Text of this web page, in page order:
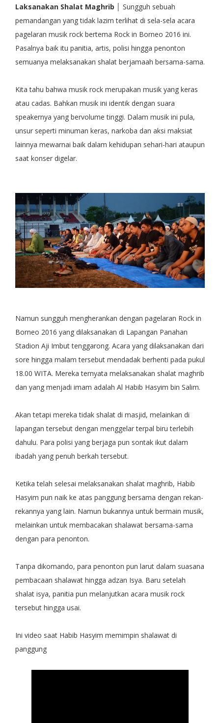
Laksanakan Shalat Maghrib │ Sungguh sebuah
pemandangan yang tidak lazim terlihat di sela-sela acara
pagelaran musik rock bertema Rock in Borneo 2016 ini.
Pasalnya baik itu panitia, artis, polisi hingga penonton
semuanya melaksanakan shalat berjamaah bersama-sama.
Kita tahu bahwa musik rock merupakan musik yang keras
atau cadas. Bahkan musik ini identik dengan suara
speakernya yang bervolume tinggi. Dalam musik ini pula,
unsur seperti minuman keras, narkoba dan aksi maksiat
lainnya mewarnai baik dalam kehidupan sehari-hari ataupun
saat konser digelar.
Namun sungguh mengherankan dengan pagelaran Rock in
Borneo 2016 yang dilaksanakan di Lapangan Panahan
Stadion Aji Imbut tenggarong. Acara yang dilaksanakan dari
sore hingga malam tersebut mendadak berhenti pada pukul
18.00 WITA. Mereka ternyata melaksanakan shalat maghrib
dan yang menjadi imam adalah Al Habib Hasyim bin Salim.
Akan tetapi mereka tidak shalat di masjid, melainkan di
lapangan tersebut dengan menggelar terpal biru terlebih
dahulu. Para polisi yang berjaga pun sontak ikut dalam
ibadah yang penuh berkah tersebut.
Ketika telah selesai melaksanakan shalat maghrib, Habib
Hasyim pun naik ke atas panggung bersama dengan rekan-
rekannya yang lain. Namun bukannya untuk bermain musik,
melainkan untuk membacakan shalawat bersama-sama
dengan para penonton.
Tanpa dikomando, para penonton pun larut dalam suasana
pembacaan shalawat hingga adzan Isya. Baru setelah
shalat isya, panitia pun melanjutkan acara musik rock
tersebut hingga usai.
Ini video saat Habib Hasyim memimpin shalawat di
panggung